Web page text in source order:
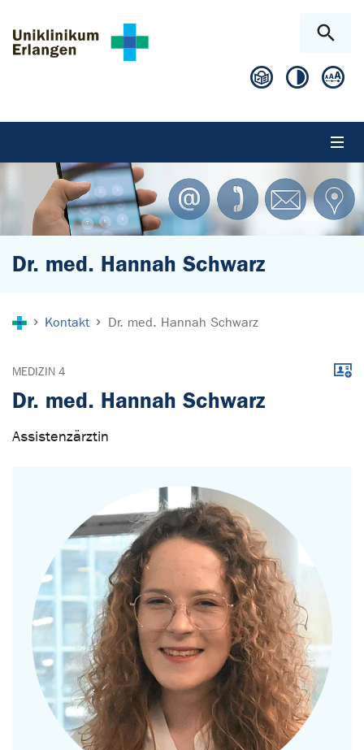
Dr. med. Hannah Schwarz
Kontakt Dr. med. Hannah Schwarz
MEDIZIN 4
Dr. med. Hannah Schwarz
Assistenzärztin